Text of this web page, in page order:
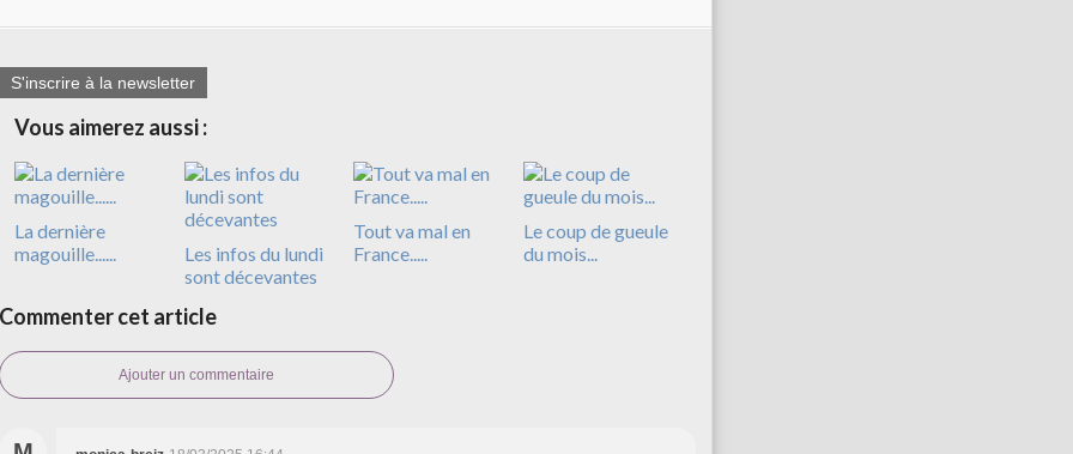
S'inscrire à la newsletter
Vous aimerez aussi :
La dernière
magouille......
Les infos du lundi
sont décevantes
Tout va mal en
France.....
Le coup de gueule
du mois...
Commenter cet article
Ajouter un commentaire